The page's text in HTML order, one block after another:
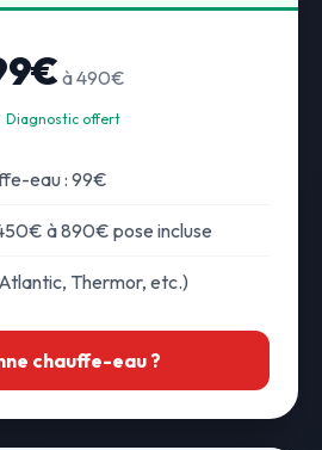
à 490€
Diagnostic offert
eau : 99€
à 890€ pose incluse
Thermor, etc.)
chauffe-eau ?